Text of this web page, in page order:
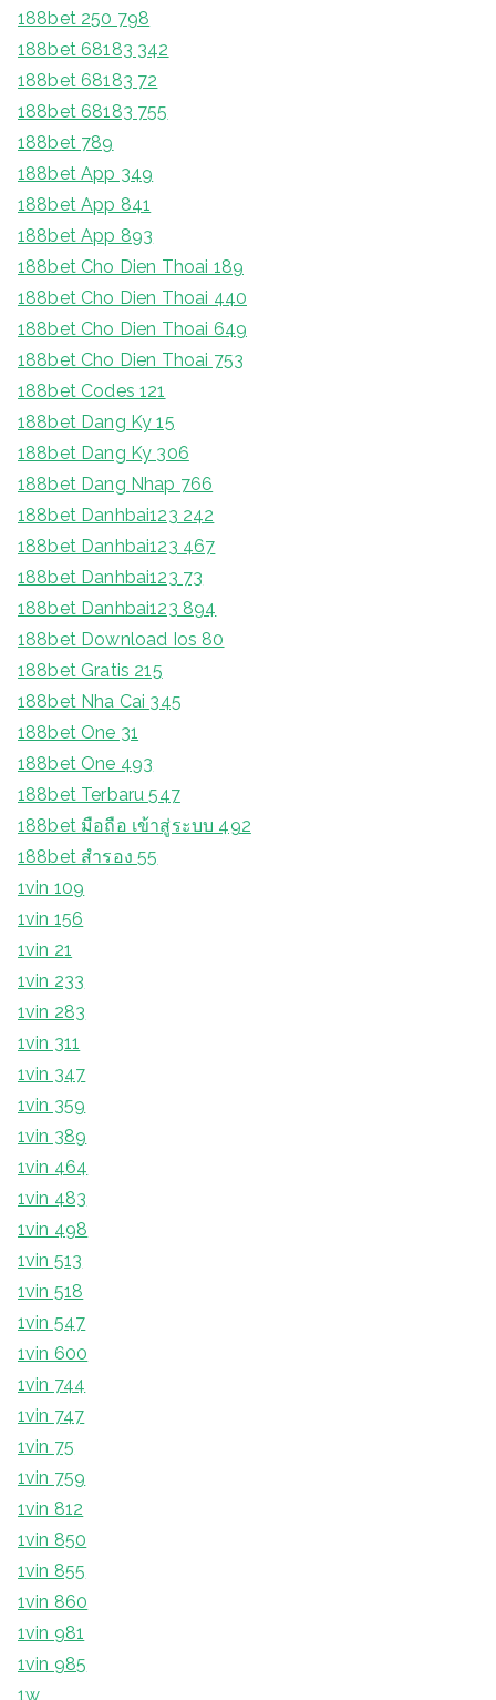
188bet 250 798
188bet 68183 342
188bet 68183 72
188bet 68183 755
188bet 789
188bet App 349
188bet App 841
188bet App 893
188bet Cho Dien Thoai 189
188bet Cho Dien Thoai 440
188bet Cho Dien Thoai 649
188bet Cho Dien Thoai 753
188bet Codes 121
188bet Dang Ky 15
188bet Dang Ky 306
188bet Dang Nhap 766
188bet Danhbai123 242
188bet Danhbai123 467
188bet Danhbai123 73
188bet Danhbai123 894
188bet Download Ios 80
188bet Gratis 215
188bet Nha Cai 345
188bet One 31
188bet One 493
188bet Terbaru 547
188bet มือถือ เข้าสู่ระบบ 492
188bet สํารอง 55
1vin 109
1vin 156
1vin 21
1vin 233
1vin 283
1vin 311
1vin 347
1vin 359
1vin 389
1vin 464
1vin 483
1vin 498
1vin 513
1vin 518
1vin 547
1vin 600
1vin 744
1vin 747
1vin 75
1vin 759
1vin 812
1vin 850
1vin 855
1vin 860
1vin 981
1vin 985
1w